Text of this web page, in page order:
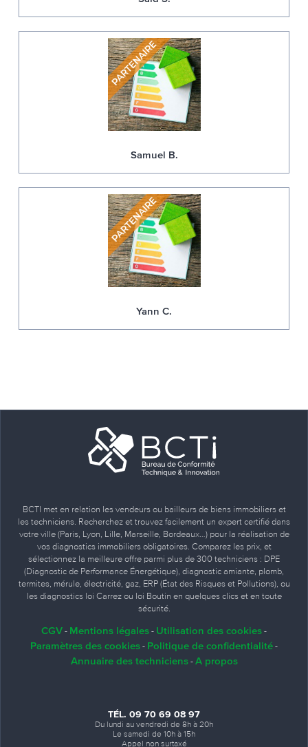
Samuel B.
Yann C.
BCTI met en relation les vendeurs ou bailleurs de biens immobiliers et
les techniciens. Recherchez et trouvez facilement un expert certifié dans
votre ville (Paris, Lyon, Lille, Marseille, Bordeaux…) pour la réalisation de
vos diagnostics immobiliers obligatoires. Comparez les prix, et
sélectionnez la meilleure offre parmi plus de 300 techniciens : DPE
(Diagnostic de Performance Énergétique), diagnostic amiante, plomb,
termites, mérule, électricité, gaz, ERP (État des Risques et Pollutions), ou
les diagnostics loi Carrez ou loi Boutin en quelques clics et en toute
sécurité.
CGV - Mentions légales - Utilisation des cookies -
Paramètres des cookies - Politique de confidentialité -
Annuaire des techniciens- A propos
TÉL. 09 70 69 08 97
Du lundi au vendredi de 8h à 20h
Le samedi de 10h à 15h
Appel non surtaxé